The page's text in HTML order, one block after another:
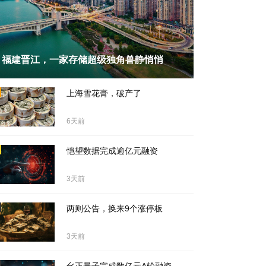
福建晋江，一家存储超级独角兽静悄悄
前 上海雪花膏，破产了
6天前
恺望数据完成逾亿元融资
3天前
两则公告，换来9个涨停板
3天前